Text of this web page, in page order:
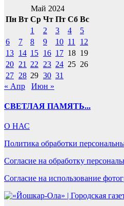
Май 2024
Пн Вт Ср Чт Пт Сб Вс
1
2 3 4
5
6
7 8 9 10 11
12
13 14 15 16 17 18 19
20 21 22 23 24 25 26
27 28 29 30 31
« Апр
Июн »
СВЕТЛАЯ ПАМЯТЬ...
О НАС
Политика обработки
Согласие на обработку
Согласие на использование